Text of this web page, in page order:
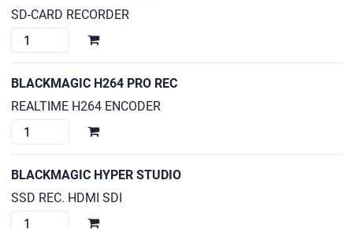
cantidad
SD-CARD RECORDER
BLACKMAGIC
cantidad
BLACKMAGIC H264 PRO REC
REALTIME H264 ENCODER
BLACKMAGIC
PRO
cantidad
BLACKMAGIC HYPER STUDIO
SSD REC. HDMI SDI
BLACKMAGIC